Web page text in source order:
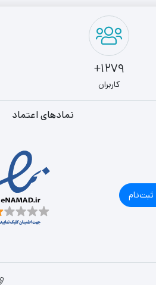
1279+
کاربران
ثبت‌نام
نمادهای اعتماد